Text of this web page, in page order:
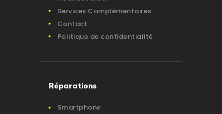
Services Complémentaires
Contact
Politique de confidentialité
Réparations
Smartphone